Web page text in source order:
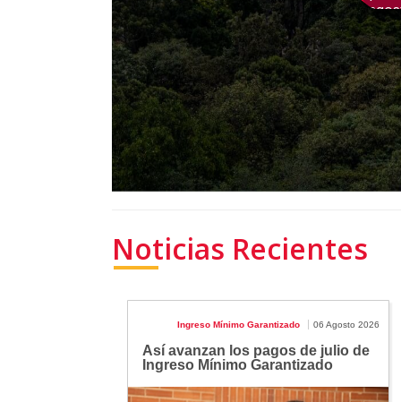
Noticias Recientes
Ingreso Mínimo Garantizado 06 Agosto 2026
Así avanzan los pagos de julio de
Ingreso Mínimo Garantizado